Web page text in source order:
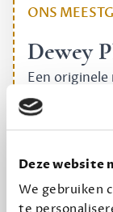
Deze website
We gebruiken
te
ONS
Dewey
Een
halen.
12,50